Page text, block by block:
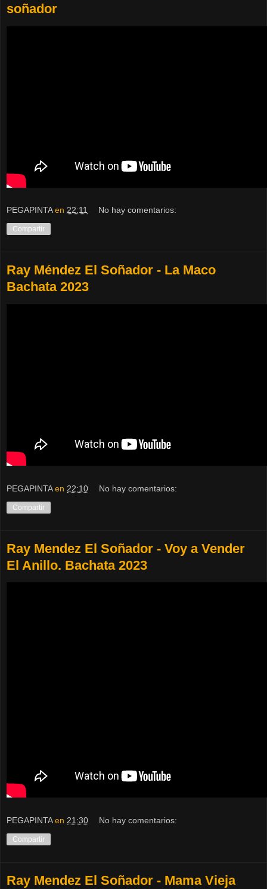
soñador
PEGAPINTA en 22:11 No hay comentarios:
Compartir
Ray Méndez El Soñador - La Maco
Bachata 2023
PEGAPINTA en 22:10 No hay comentarios:
Compartir
Ray Mendez El Soñador - Voy a Vender
El Anillo. Bachata 2023
PEGAPINTA en 21:30 No hay comentarios:
Compartir
Ray Mendez El Soñador - Mama Vieja